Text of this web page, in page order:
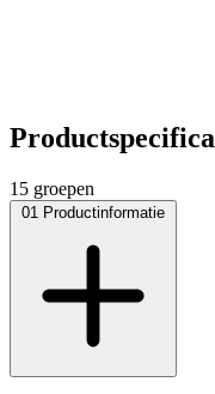
15 groepen
01 Productinformatie